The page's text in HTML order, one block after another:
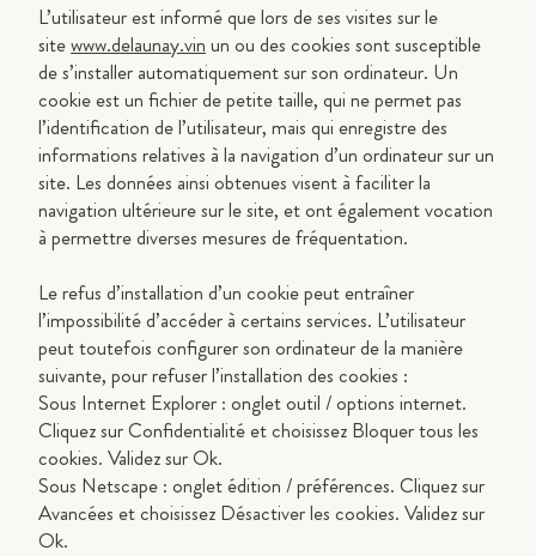
L’utilisateur est informé que lors de ses visites sur le
sitewww.delaunay.vin un ou des cookies sont susceptible
de s’installer automatiquement sur son ordinateur. Un
cookie est un fichier de petite taille, qui ne permet pas
l’identification de l’utilisateur, mais qui enregistre des
informations relatives à la navigation d’un ordinateur sur un
site. Les données ainsi obtenues visent à faciliter la
navigation ultérieure sur le site, et ont également vocation
à permettre diverses mesures de fréquentation.
Le refus d’installation d’un cookie peut entraîner
l’impossibilité d’accéder à certains services. L’utilisateur
peut toutefois configurer son ordinateur de la manière
suivante, pour refuser l’installation des cookies :
Sous Internet Explorer : onglet outil / options internet.
Cliquez sur Confidentialité et choisissez Bloquer tous les
cookies. Validez sur Ok.
Sous Netscape : onglet édition / préférences. Cliquez sur
Avancées et choisissez Désactiver les cookies. Validez sur
Ok.